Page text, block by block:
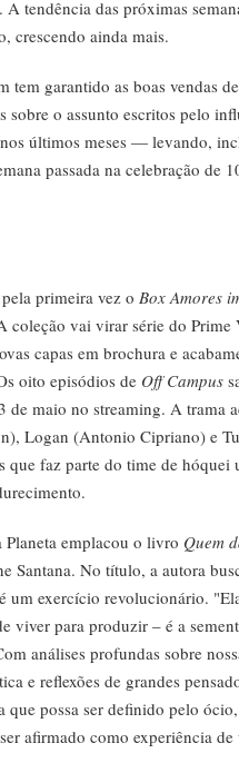
A tendência das próximas
crescendo ainda mais.
tem garantido as boas vendas de
o assunto escritos pelo
últimos meses — levando,
passada na celebração de
primeira vez o Box Amores
coleção vai virar série do Prime
capas em brochura e
oito episódios de Off Campus
maio no streaming. A trama
Logan (Antonio Cipriano) e
faz parte do time de hóquei
Planeta emplacou o livro Quem
Santana. No título, a autora
um exercício revolucionário.
viver para produzir – é a
análises profundas sobre
e reflexões de grandes
possa ser definido pelo
afirmado como experiência